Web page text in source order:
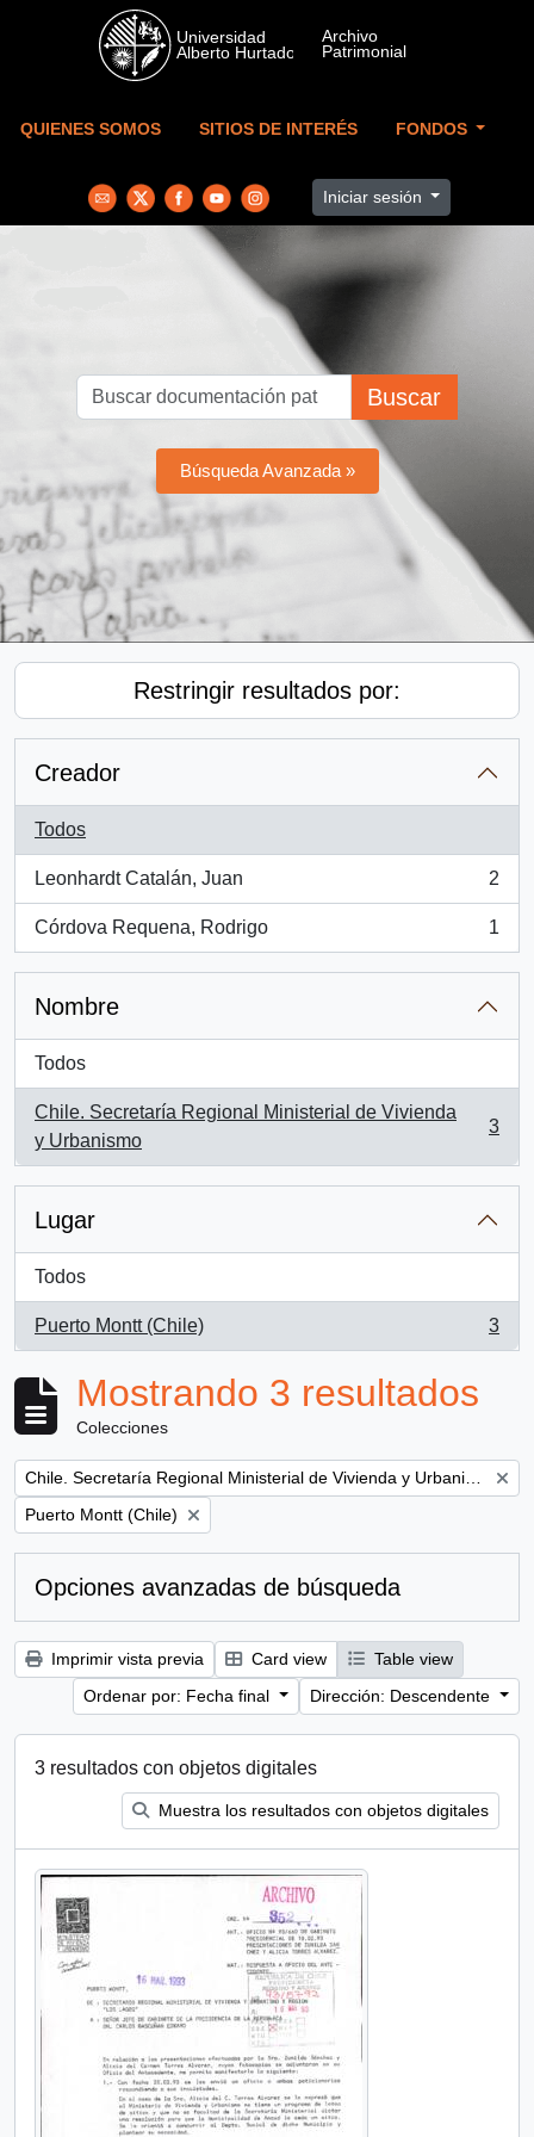
Skip to main content
QUIENES SOMOS SITIOS DE INTERÉS FONDOS
Iniciar sesión
Buscar
Búsqueda Avanzada »
Restringir resultados por:
Creador
Todos
Leonhardt Catalán, Juan
, 2 resultados
2
Córdova Requena, Rodrigo
, 1 resultados
1
Nombre
Todos
Chile. Secretaría Regional Ministerial de Vivienda
y Urbanismo
, 3 resultados
3
Lugar
Todos
Puerto Montt (Chile)
, 3 resultados
3
Mostrando 3 resultados
Colecciones
Remove filter:
Remove filter:
Puerto Montt (Chile)
Opciones avanzadas de búsqueda
Imprimir vista previa Card view
Table view
Ordenar por: Fecha final
Dirección: Descendente
3 resultados con objetos digitales
Muestra los resultados con objetos digitales